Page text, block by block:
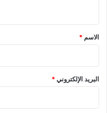
*
الاسم *
البريد الإلكتروني*